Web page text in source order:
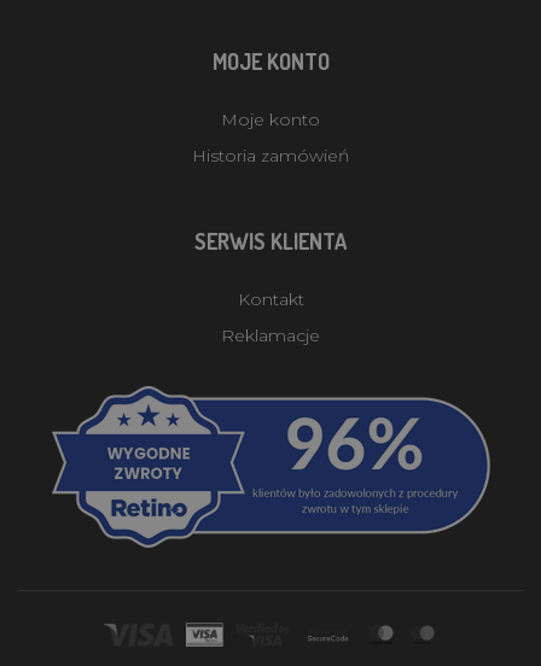
MOJE KONTO
Moje konto
Historia zamówień
SERWIS KLIENTA
Kontakt
Reklamacje